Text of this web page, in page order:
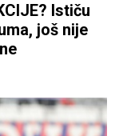
Ističu
još nije